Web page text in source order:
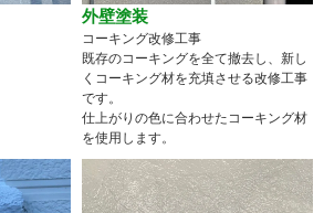
外壁塗装
コーキング改修工事
既存のコーキングを全て撤去し、新し
くコーキング材を充填させる改修工事
です。
仕上がりの色に合わせたコーキング材
を使用します。